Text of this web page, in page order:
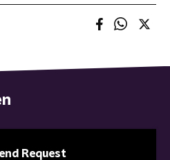
Request